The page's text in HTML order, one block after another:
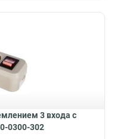
3 входа с
0300-302